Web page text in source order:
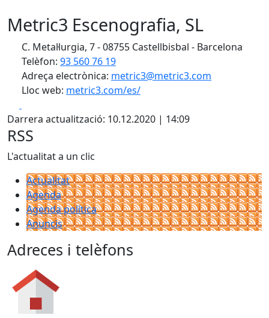
Metric3 Escenografia, SL
C. Metal·lurgia, 7 - 08755 Castellbisbal - Barcelona
Telèfon: 93 560 76 19
Adreça electrònica: metric3@metric3.com
Lloc web: metric3.com/es/
Darrera actualització: 10.12.2020 | 14:09
RSS
L'actualitat a un clic
Actualitat
Agenda
Agenda política
Anuncis
Adreces i telèfons